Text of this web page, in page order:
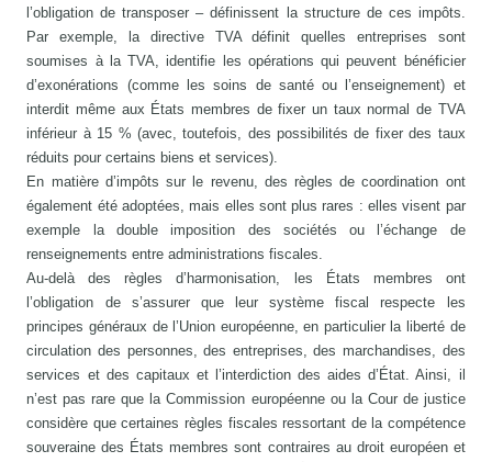
l’obligation de transposer – définissent la structure de ces impôts.
Par exemple, la directive TVA définit quelles entreprises sont
soumises à la TVA, identifie les opérations qui peuvent bénéficier
d’exonérations (comme les soins de santé ou l’enseignement) et
interdit même aux États membres de fixer un taux normal de TVA
inférieur à 15 % (avec, toutefois, des possibilités de fixer des taux
réduits pour certains biens et services).
En matière d’impôts sur le revenu, des règles de coordination ont
également été adoptées, mais elles sont plus rares : elles visent par
exemple la double imposition des sociétés ou l’échange de
renseignements entre administrations fiscales.
Au-delà des règles d’harmonisation, les États membres ont
l’obligation de s’assurer que leur système fiscal respecte les
principes généraux de l’Union européenne, en particulier la liberté de
circulation des personnes, des entreprises, des marchandises, des
services et des capitaux et l’interdiction des aides d’État. Ainsi, il
n’est pas rare que la Commission européenne ou la Cour de justice
considère que certaines règles fiscales ressortant de la compétence
souveraine des États membres sont contraires au droit européen et